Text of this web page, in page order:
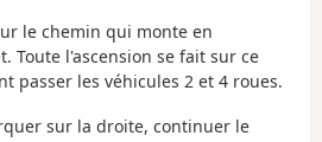
le chemin qui monte en
Toute l'ascension se fait sur ce
passer les véhicules 2 et 4 roues.
sur la droite, continuer le